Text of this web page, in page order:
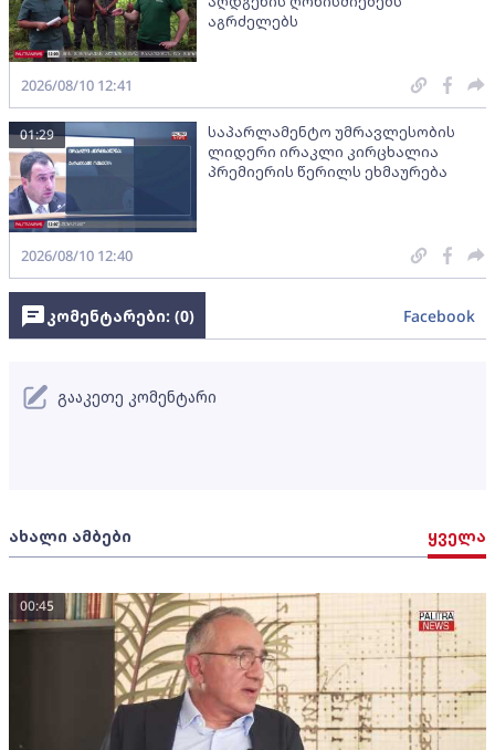
აგრძელებს
2026/08/10 12:41
საპარლამენტო უმრავლესობის
ლიდერი ირაკლი კირცხალია
პრემიერის წერილს ეხმაურება
01:29
2026/08/10 12:40
ახალი ამბები ყველა
00:45
კომენტარები: (0) Facebook
გააკეთე კომენტარი